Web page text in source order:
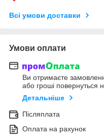
Всі умови доставки
Умови оплати
Ви отримаєте
або гроші повернуться
Детальніше
Післяплата
Оплата на рахунок